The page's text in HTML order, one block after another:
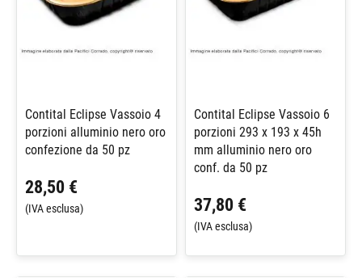
Contital Eclipse Vassoio 4
porzioni alluminio nero oro
confezione da 50 pz
28,50 €
(IVA esclusa)
Contital Eclipse Vassoio 6
porzioni 293 x 193 x 45h
mm alluminio nero oro
conf. da 50 pz
37,80 €
(IVA esclusa)